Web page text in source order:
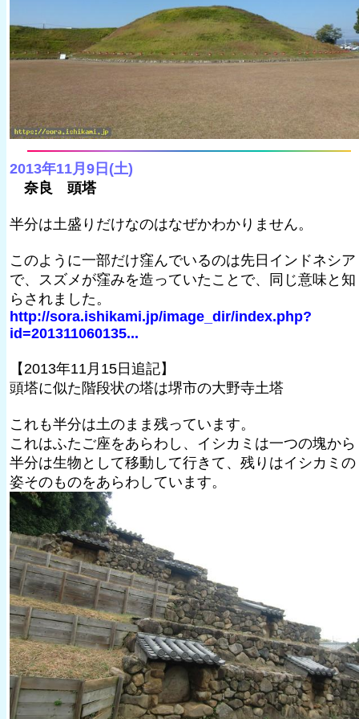
2013年11月9日(土)
奈良 頭塔
半分は土盛りだけなのはなぜかわかりません。
このように一部だけ窪んでいるのは先日インドネシア
で、スズメが窪みを造っていたことで、同じ意味と知
らされました。
http://sora.ishikami.jp/image_dir/index.php?
id=201311060135...
【2013年11月15日追記】
頭塔に似た階段状の塔は堺市の大野寺土塔
これも半分は土のまま残っています。
これはふたご座をあらわし、イシカミは一つの塊から
半分は生物として移動して行きて、残りはイシカミの
姿そのものをあらわしています。